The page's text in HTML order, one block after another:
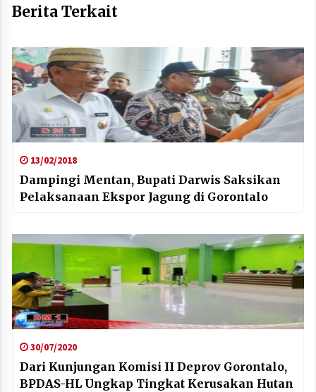
Berita Terkait
13/02/2018
Dampingi Mentan, Bupati Darwis Saksikan
Pelaksanaan Ekspor Jagung di Gorontalo
30/07/2020
Dari Kunjungan Komisi II Deprov Gorontalo,
BPDAS-HL Ungkap Tingkat Kerusakan Hutan